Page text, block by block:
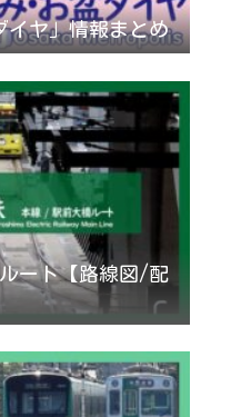
イヤ」情報まとめ
ート【路線図/配